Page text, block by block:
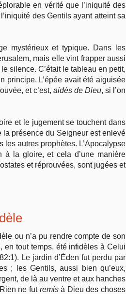
en vérité que l’iniquité des
des Gentils ayant atteint sa
mystérieux et typique. Dans les
mais elle vint frapper aussi
silence. C’était le tableau en petit,
principe. L’épée avait été aiguisée
et c’est, aidés de Dieu, si l’on
et le jugement se touchent dans
la présence du Seigneur est enlevé
autres prophètes. L’Apocalypse
à la gloire, et cela d’une manière
et réprouvées, sont jugées et
ou n’a pu rendre compte de son
en tout temps, été infidèles à Celui
Le jardin d’Éden fut perdu par
; les Gentils, aussi bien qu’eux,
de là au ventre et aux hanches
ne fut remisà Dieu des choses